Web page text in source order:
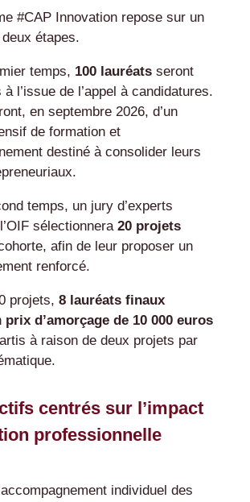
#CAP Innovation repose sur un
étapes.
temps, 100 lauréatsseront
l’issue de l’appel à candidatures.
en septembre 2026, d’un
de formation et
destiné à consolider leurs
temps, un jury d’experts
sélectionnera 20 projets
afin de leur proposer un
renforcé.
projets, 8 lauréats finaux
prix d’amorçage de 10 000 euros
à raison de deux projets par
centrés sur l’impact
professionnelle
individuel des